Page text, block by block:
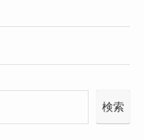
検索